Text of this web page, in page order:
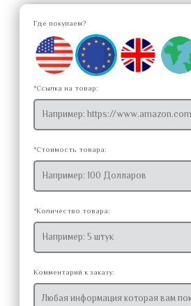
Где покупаем?
*Ссылка на товар:
*Стоимость товара:
*Количество товара:
Комментарий к заказу: